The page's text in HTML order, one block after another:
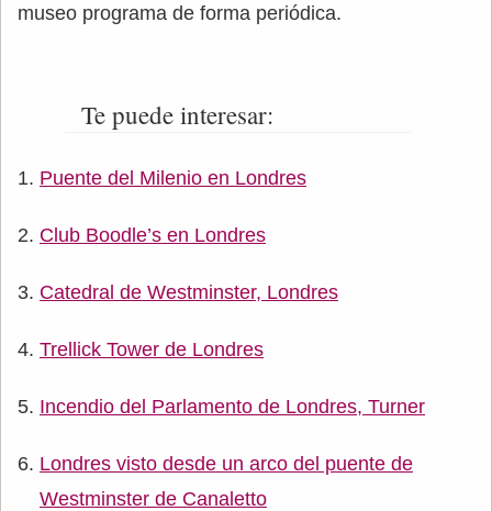
museo programa de forma periódica.
Te puede interesar:
Puente del Milenio en Londres
Club Boodle’s en Londres
Catedral de Westminster, Londres
Trellick Tower de Londres
Incendio del Parlamento de Londres, Turner
Londres visto desde un arco del puente de
Westminster de Canaletto